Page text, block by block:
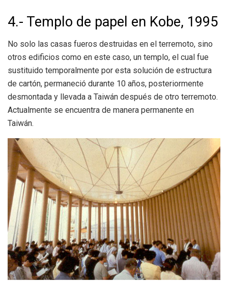
4.- Templo de papel en Kobe, 1995
No solo las casas fueros destruidas en el terremoto, sino
otros edificios como en este caso, un templo, el cual fue
sustituido temporalmente por esta solución de estructura
de cartón, permaneció durante 10 años, posteriormente
desmontada y llevada a Taiwán después de otro terremoto.
Actualmente se encuentra de manera permanente en
Taiwán.